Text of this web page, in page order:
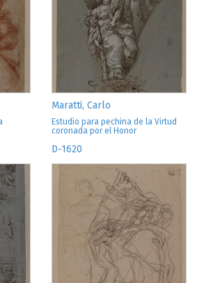
Maratti, Carlo
Estudio para pechina de la Virtud
coronada por el Honor
D-1620